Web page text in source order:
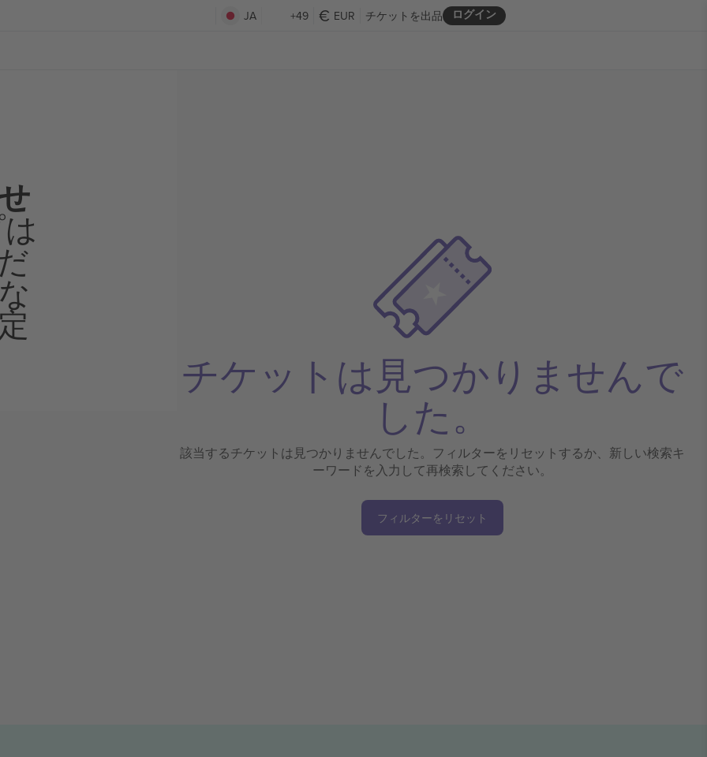
JA +49 EUR ログイン
チケットを出品
チケットは見つかりませんで
した。
該当するチケットは見つかりませんでした。フィルターをリセットするか、新しい検索キ
ーワードを入力して再検索してください。
フィルターをリセット